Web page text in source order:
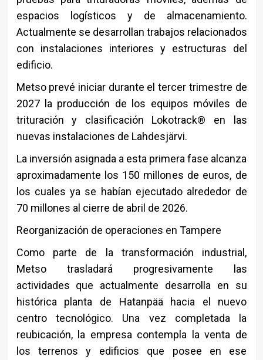
espacios logísticos y de almacenamiento.
Actualmente se desarrollan trabajos relacionados
con instalaciones interiores y estructuras del
edificio.
Metso prevé iniciar durante el tercer trimestre de
2027 la producción de los equipos móviles de
trituración y clasificación Lokotrack® en las
nuevas instalaciones de Lahdesjärvi.
La inversión asignada a esta primera fase alcanza
aproximadamente los 150 millones de euros, de
los cuales ya se habían ejecutado alrededor de
70 millones al cierre de abril de 2026.
Reorganización de operaciones en Tampere
Como parte de la transformación industrial,
Metso trasladará progresivamente las
actividades que actualmente desarrolla en su
histórica planta de Hatanpää hacia el nuevo
centro tecnológico. Una vez completada la
reubicación, la empresa contempla la venta de
los terrenos y edificios que posee en ese